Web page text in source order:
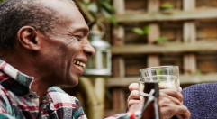
Menu
Home